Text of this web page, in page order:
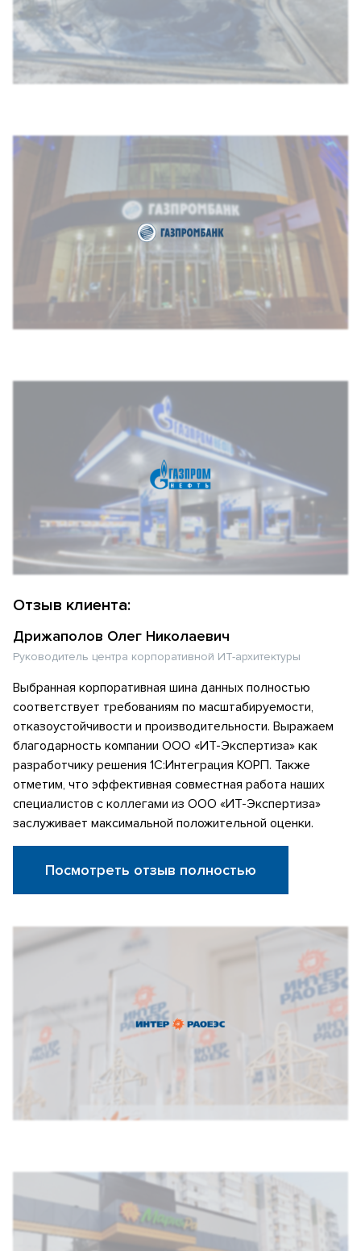
Отзыв клиента:
Дрижаполов Олег Николаевич
Руководитель центра корпоративной ИТ-архитектуры
Выбранная корпоративная шина данных полностью
соответствует требованиям по масштабируемости,
отказоустойчивости и производительности. Выражаем
благодарность компании ООО «ИТ-Экспертиза» как
разработчику решения 1С:Интеграция КОРП. Также
отметим, что эффективная совместная работа наших
специалистов с коллегами из ООО «ИТ-Экспертиза»
заслуживает максимальной положительной оценки.
Посмотреть отзыв полностью